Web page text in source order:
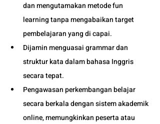
dan mengutamakan metode fun
learning tanpa mengabaikan target
pembelajaran yang di capai.
Dijamin menguasai grammar dan
struktur kata dalam bahasa Inggris
secara tepat.
Pengawasan perkembangan belajar
secara berkala dengan sistem akademik
online, memungkinkan peserta atau